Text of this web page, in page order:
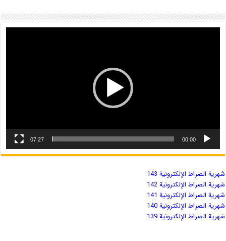
00:00
07:27
شهریة الصراط الإلكترونية 143
شهریة الصراط الإلكترونية 142
شهریة الصراط الإلكترونية 141
شهریة الصراط الإلكترونية 140
شهریة الصراط الإلكترونية 139